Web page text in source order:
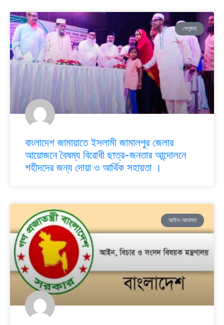
মেলান্দহ
বাংলাদেশ জামায়াতে ইসলামী জামালপুর জেলার
আয়োজনে বৈষম্য বিরোধী ছাত্র-জনতার আন্দোলনে
শহীদদের জন্য দোয়া ও আর্থিক সহায়তা ।
আইন-আদালত